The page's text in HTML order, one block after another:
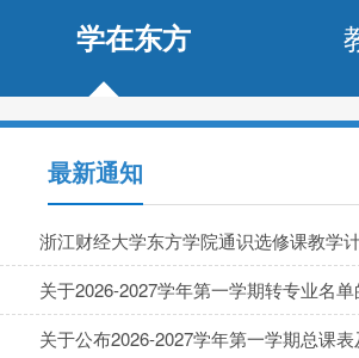
学在东方
最新通知
关于2026-2027学年第一学期转专业名